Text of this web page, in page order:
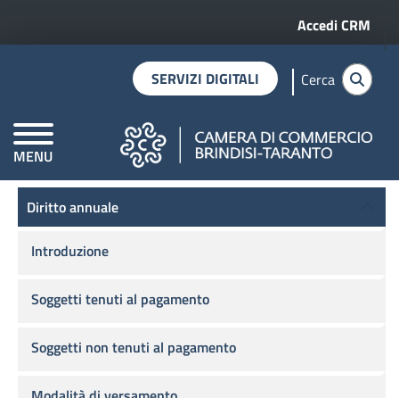
Menu
Accedi CRM
MENU
CAMERE DI COMMERCIO D'ITALIA
SERVIZI DIGITALI Cerca
Home Diritto annuale RAVVEDIMENTO OPEROSO
Diritto annuale
Diritto annuale
Introduzione
Soggetti tenuti al pagamento
Soggetti non tenuti al pagamento